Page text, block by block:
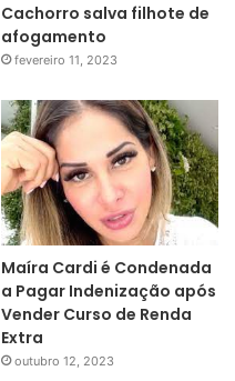
Cachorro salva filhote de
afogamento
fevereiro 11, 2023
Maíra Cardi é Condenada
a Pagar Indenização após
Vender Curso de Renda
Extra
outubro 12, 2023